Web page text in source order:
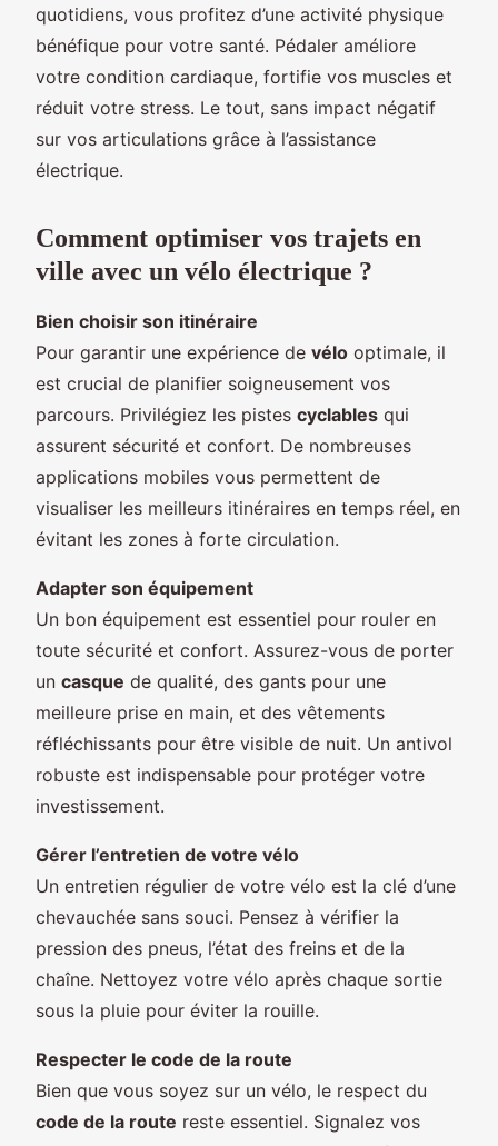
quotidiens, vous profitez d’une activité physique
bénéfique pour votre santé. Pédaler améliore
votre condition cardiaque, fortifie vos muscles et
réduit votre stress. Le tout, sans impact négatif
sur vos articulations grâce à l’assistance
électrique.
Comment optimiser vos trajets en
ville avec un vélo électrique ?
Bien choisir son itinéraire
Pour garantir une expérience de vélo optimale, il
est crucial de planifier soigneusement vos
parcours. Privilégiez les pistes cyclables qui
assurent sécurité et confort. De nombreuses
applications mobiles vous permettent de
visualiser les meilleurs itinéraires en temps réel, en
évitant les zones à forte circulation.
Adapter son équipement
Un bon équipement est essentiel pour rouler en
toute sécurité et confort. Assurez-vous de porter
un casque de qualité, des gants pour une
meilleure prise en main, et des vêtements
réfléchissants pour être visible de nuit. Un antivol
robuste est indispensable pour protéger votre
investissement.
Gérer l’entretien de votre vélo
Un entretien régulier de votre vélo est la clé d’une
chevauchée sans souci. Pensez à vérifier la
pression des pneus, l’état des freins et de la
chaîne. Nettoyez votre vélo après chaque sortie
sous la pluie pour éviter la rouille.
Respecter le code de la route
Bien que vous soyez sur un vélo, le respect du
code de la route reste essentiel. Signalez vos